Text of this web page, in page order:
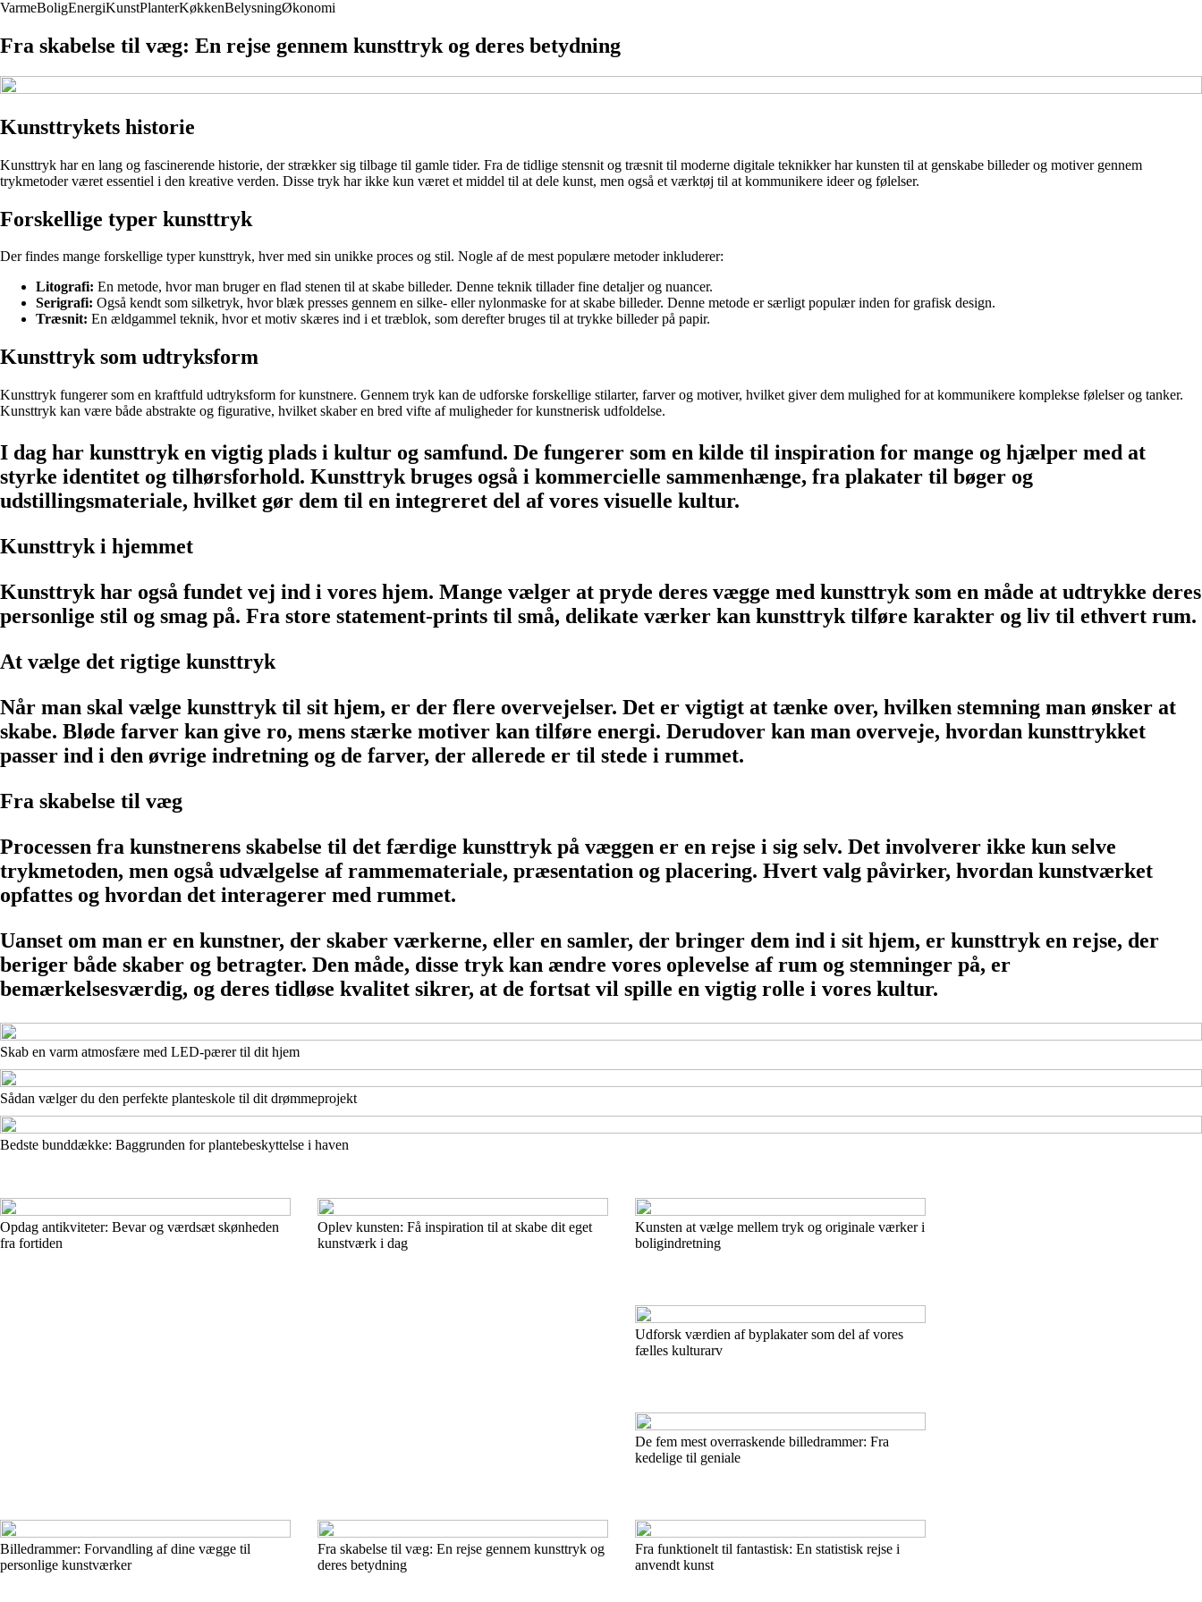
VarmeBoligEnergiKunstPlanterKøkkenBelysningØkonomi
Fra skabelse til væg: En rejse gennem kunsttryk og deres betydning
Kunsttrykets historie
Kunsttryk har en lang og fascinerende historie, der strækker sig tilbage til gamle tider. Fra de tidlige stensnit og træsnit til moderne digitale teknikker har kunsten til at genskabe billeder og motiver gennem
trykmetoder været essentiel i den kreative verden. Disse tryk har ikke kun været et middel til at dele kunst, men også et værktøj til at kommunikere ideer og følelser.
Forskellige typer kunsttryk
Der findes mange forskellige typer kunsttryk, hver med sin unikke proces og stil. Nogle af de mest populære metoder inkluderer:
Litografi: En metode, hvor man bruger en flad stenen til at skabe billeder. Denne teknik tillader fine detaljer og nuancer.
Serigrafi: Også kendt som silketryk, hvor blæk presses gennem en silke- eller nylonmaske for at skabe billeder. Denne metode er særligt populær inden for grafisk design.
Træsnit: En ældgammel teknik, hvor et motiv skæres ind i et træblok, som derefter bruges til at trykke billeder på papir.
Kunsttryk som udtryksform
Kunsttryk fungerer som en kraftfuld udtryksform for kunstnere. Gennem tryk kan de udforske forskellige stilarter, farver og motiver, hvilket giver dem mulighed for at kommunikere komplekse følelser og tanker.
Kunsttryk kan være både abstrakte og figurative, hvilket skaber en bred vifte af muligheder for kunstnerisk udfoldelse.
I dag har kunsttryk en vigtig plads i kultur og samfund. De fungerer som en kilde til inspiration for mange og hjælper med at
styrke identitet og tilhørsforhold. Kunsttryk bruges også i kommercielle sammenhænge, fra plakater til bøger og
udstillingsmateriale, hvilket gør dem til en integreret del af vores visuelle kultur.
Kunsttryk i hjemmet
Kunsttryk har også fundet vej ind i vores hjem. Mange vælger at pryde deres vægge med kunsttryk som en måde at udtrykke deres
personlige stil og smag på. Fra store statement-prints til små, delikate værker kan kunsttryk tilføre karakter og liv til ethvert rum.
At vælge det rigtige kunsttryk
Når man skal vælge kunsttryk til sit hjem, er der flere overvejelser. Det er vigtigt at tænke over, hvilken stemning man ønsker at
skabe. Bløde farver kan give ro, mens stærke motiver kan tilføre energi. Derudover kan man overveje, hvordan kunsttrykket
passer ind i den øvrige indretning og de farver, der allerede er til stede i rummet.
Fra skabelse til væg
Processen fra kunstnerens skabelse til det færdige kunsttryk på væggen er en rejse i sig selv. Det involverer ikke kun selve
trykmetoden, men også udvælgelse af rammemateriale, præsentation og placering. Hvert valg påvirker, hvordan kunstværket
opfattes og hvordan det interagerer med rummet.
Uanset om man er en kunstner, der skaber værkerne, eller en samler, der bringer dem ind i sit hjem, er kunsttryk en rejse, der
beriger både skaber og betragter. Den måde, disse tryk kan ændre vores oplevelse af rum og stemninger på, er
bemærkelsesværdig, og deres tidløse kvalitet sikrer, at de fortsat vil spille en vigtig rolle i vores kultur.
Skab en varm atmosfære med LED-pærer til dit hjem
Sådan vælger du den perfekte planteskole til dit drømmeprojekt
Bedste bunddække: Baggrunden for plantebeskyttelse i haven
Opdag antikviteter: Bevar og værdsæt skønheden
fra fortiden
Oplev kunsten: Få inspiration til at skabe dit eget
kunstværk i dag
Kunsten at vælge mellem tryk og originale værker i
boligindretning
Udforsk værdien af byplakater som del af vores
fælles kulturarv
De fem mest overraskende billedrammer: Fra
kedelige til geniale
Billedrammer: Forvandling af dine vægge til
personlige kunstværker
Fra skabelse til væg: En rejse gennem kunsttryk og
deres betydning
Fra funktionelt til fantastisk: En statistisk rejse i
anvendt kunst